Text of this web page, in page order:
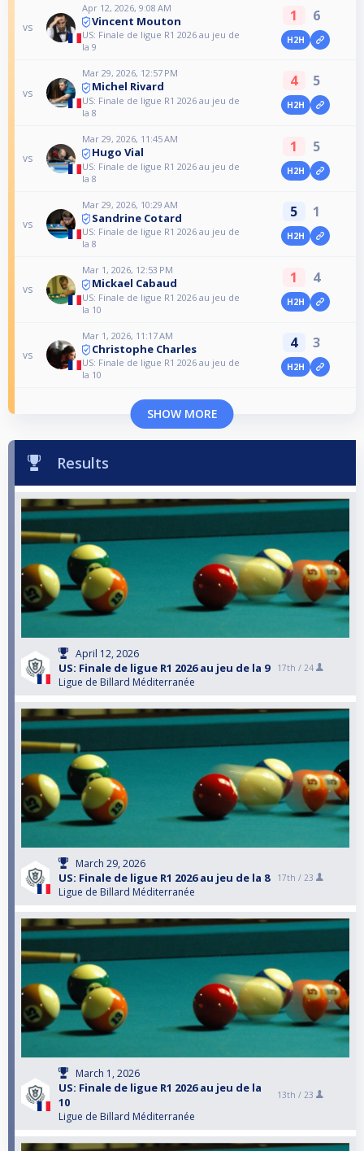
vs
Apr 12, 2026, 9:08 AM
Vincent Mouton
US: Finale de ligue R1 2026 au jeu de
la 9
1 6
H2H
vs
Mar 29, 2026, 12:57 PM
Michel Rivard
US: Finale de ligue R1 2026 au jeu de
la 8
4 5
H2H
vs
Mar 29, 2026, 11:45 AM
Hugo Vial
US: Finale de ligue R1 2026 au jeu de
la 8
1 5
H2H
vs
Mar 29, 2026, 10:29 AM
Sandrine Cotard
US: Finale de ligue R1 2026 au jeu de
la 8
5 1
H2H
vs
Mar 1, 2026, 12:53 PM
Mickael Cabaud
US: Finale de ligue R1 2026 au jeu de
la 10
1 4
H2H
vs
Mar 1, 2026, 11:17 AM
Christophe Charles
US: Finale de ligue R1 2026 au jeu de
la 10
4 3
H2H
SHOW MORE
Results
April 12, 2026
US: Finale de ligue R1 2026 au jeu de la 9
Ligue de Billard Méditerranée
17th / 24
March 29, 2026
US: Finale de ligue R1 2026 au jeu de la 8
Ligue de Billard Méditerranée
17th / 23
March 1, 2026
US: Finale de ligue R1 2026 au jeu de la
10
Ligue de Billard Méditerranée
13th / 23